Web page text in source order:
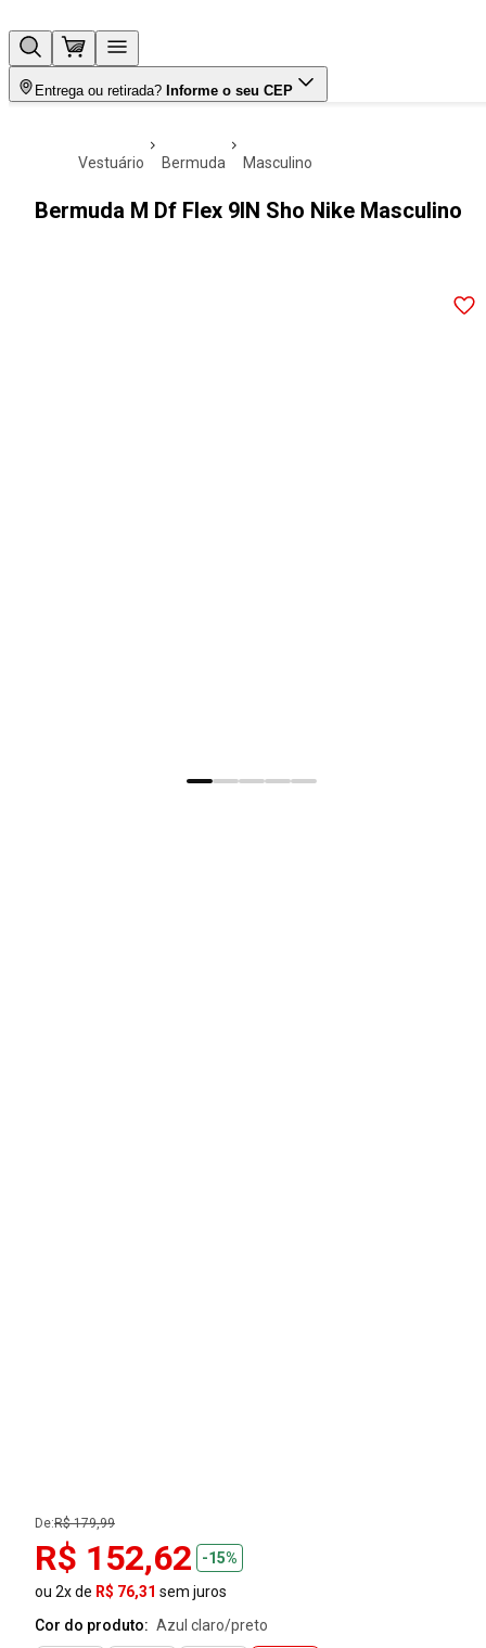
Entrega ou retirada? Informe o seu CEP
vestuário bermuda masculino
Bermuda M Df Flex 9IN Sho Nike Masculino
De:R$ 179,99
R$ 152,62
-15%
ou 2x de R$ 76,31 sem juros
Cor do produto:
azul claro/preto